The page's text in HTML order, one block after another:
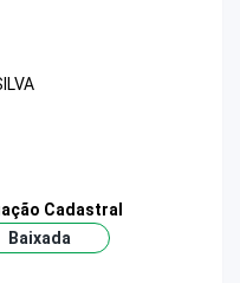
Cadastral
Baixada